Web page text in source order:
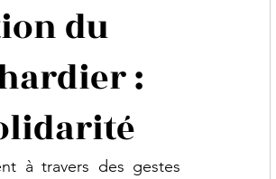
du
:
à travers des gestes